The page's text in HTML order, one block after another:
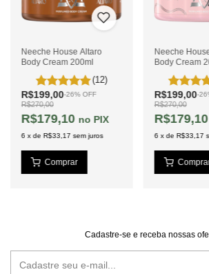
Neeche House Altaro
Body Cream 200ml
(12)
R$199,00-26% OFF
R$270,00
R$179,10 PIX
6 xde R$33,17 sem juros
Neeche
Body Cream
R$199,00-26
R$270,00
R$179,10
6 xde R$33,17
Cadastre-se e receba nossas